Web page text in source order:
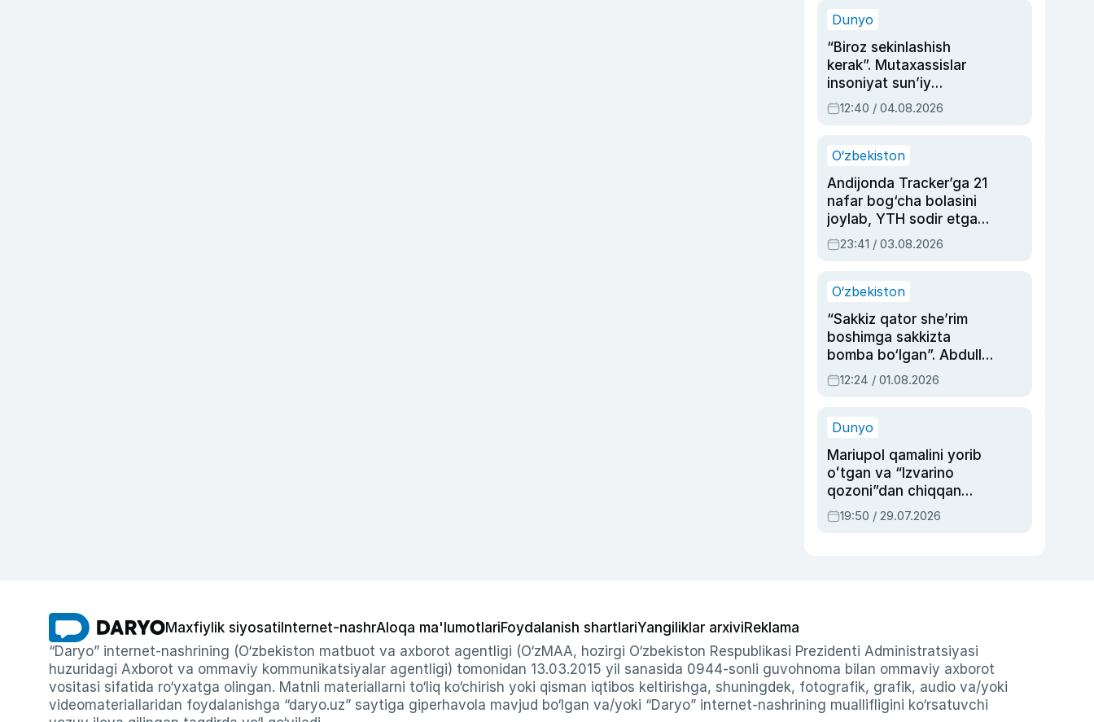
Dunyo
“Biroz sekinlashish
kerak”. Mutaxassislar
insoniyat sun’iy
intellektni boshqara
olmay qolishidan xavotir
12:40 / 04.08.2026
O‘zbekiston
Andijonda Tracker’ga 21
nafar bog‘cha bolasini
joylab, YTH sodir etgan
ayolga sud hukmi o‘qildi
23:41 / 03.08.2026
O‘zbekiston
“Sakkiz qator she’rim
boshimga sakkizta
bomba bo‘lgan”. Abdulla
Oripovni siyosiy
ayblovlardan asrab
12:24 / 01.08.2026
Dunyo
Mariupol qamalini yorib
oʻtgan va “Izvarino
qozoni”dan chiqqan
qahramon — Ukraina
armiyasi bosh
19:50 / 29.07.2026
Maxfiylik siyosati Internet-nashrAloqa ma'lumotlariFoydalanish shartlariYangiliklar arxiviReklama
“Daryo” internet-nashrining (O‘zbekiston matbuot va axborot agentligi (O‘zMAA, hozirgi O‘zbekiston Respublikasi Prezidenti Administratsiyasi
huzuridagi Axborot va ommaviy kommunikatsiyalar agentligi) tomonidan 13.03.2015 yil sanasida 0944-sonli guvohnoma bilan ommaviy axborot
vositasi sifatida ro‘yxatga olingan. Matnli materiallarni to‘liq ko‘chirish yoki qisman iqtibos keltirishga, shuningdek, fotografik, grafik, audio va/yoki
videomateriallaridan foydalanishga “daryo.uz” saytiga giperhavola mavjud bo‘lgan va/yoki “Daryo” internet-nashrining muallifligini ko‘rsatuvchi